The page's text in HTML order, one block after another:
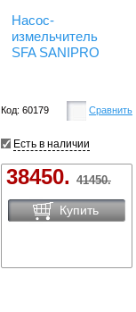
Насос-
измельчитель
SFA SANIPRO
Код: 60179 Сравнить
Есть в наличии
38450. 41450.
Купить